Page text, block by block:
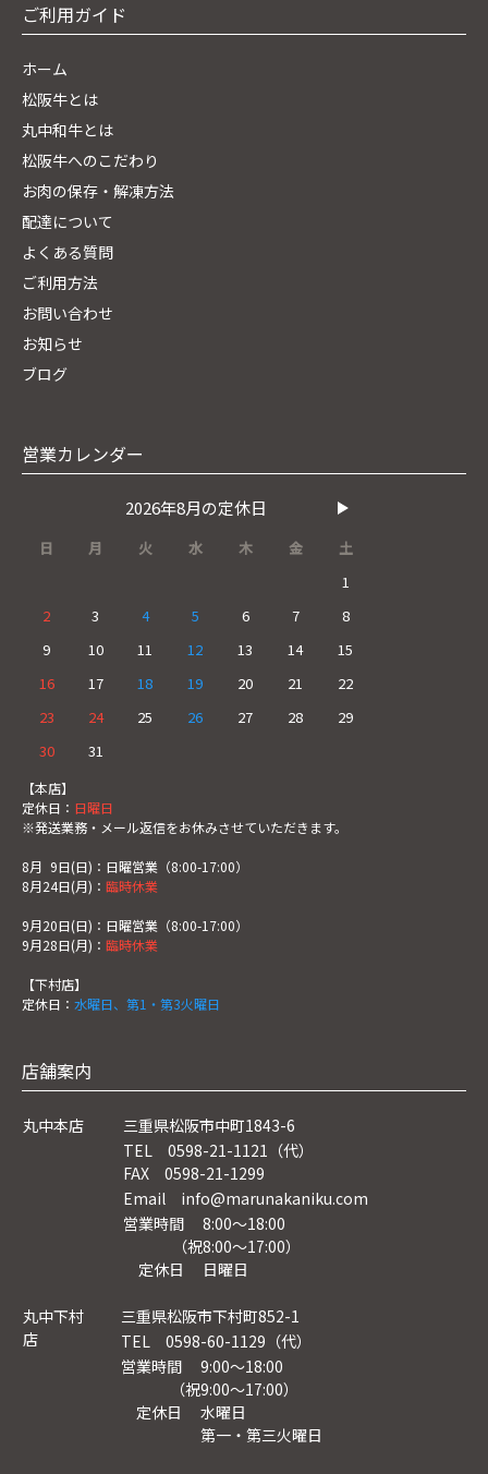
ご利用ガイド
ホーム
松阪牛とは
丸中和牛とは
松阪牛へのこだわり
お肉の保存・解凍方法
配達について
よくある質問
ご利用方法
お問い合わせ
お知らせ
ブログ
営業カレンダー
2026年8月の定休日
日 月 火 水 木 金
土
1
2
3 4 5 6 7
8
9
10 11 12 13 14
15
16
17 18 19 20 21
22
23
24 25 26 27 28
29
30
31
【本店】
定休日： 日曜日
※発送業務・メール返信をお休みさせていただきます。
8月 9日(日)：日曜営業（8:00-17:00）
8月24日(月)： 臨時休業
9月20日(日)：日曜営業（8:00-17:00）
9月28日(月)： 臨時休業
【下村店】
定休日： 水曜日、第1・第3火曜日
店舗案内
丸中本店
三重県松阪市中町1843-6
TEL 0598-21-1121（代）
FAX 0598-21-1299
Email info@marunakaniku.com
営業時間 8:00～18:00
（祝8:00〜17:00）
定休日 日曜日
丸中下村
店
三重県松阪市下村町852-1
TEL 0598-60-1129（代）
営業時間 9:00～18:00
（祝9:00〜17:00）
定休日 水曜日
第一・第三火曜日